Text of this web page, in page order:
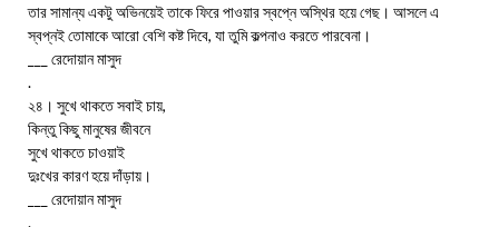
তার সামান্য একটু অভিনয়েই তাকে ফিরে পাওয়ার স্বপ্নে অস্থির হয়ে গেছ। আসলে এ
স্বপ্নই তোমাকে আরো বেশি কষ্ট দিবে, যা তুমি কল্পনাও করতে পারবেনা।
___ রেদোয়ান মাসুদ
.
২৪। সুখে থাকতে সবাই চায়,
কিন্তু কিছু মানুষের জীবনে
সুখে থাকতে চাওয়াই
দুঃখের কারণ হয়ে দাঁড়ায়।
___ রেদোয়ান মাসুদ
.